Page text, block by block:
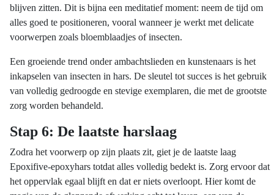
blijven zitten. Dit is bijna een meditatief moment: neem de tijd om
alles goed te positioneren, vooral wanneer je werkt met delicate
voorwerpen zoals bloemblaadjes of insecten.
Een groeiende trend onder ambachtslieden en kunstenaars is het
inkapselen van insecten in hars. De sleutel tot succes is het gebruik
van volledig gedroogde en stevige exemplaren, die met de grootste
zorg worden behandeld.
Stap 6: De laatste harslaag
Zodra het voorwerp op zijn plaats zit, giet je de laatste laag
Epoxifive-epoxyhars totdat alles volledig bedekt is. Zorg ervoor dat
het oppervlak egaal blijft en dat er niets overloopt. Hier komt de